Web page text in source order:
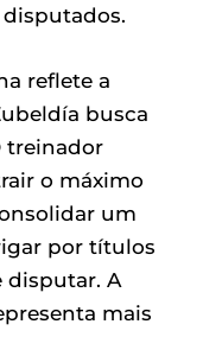
reflete a
busca
treinador
o máximo
um
por títulos
disputar. A
mais